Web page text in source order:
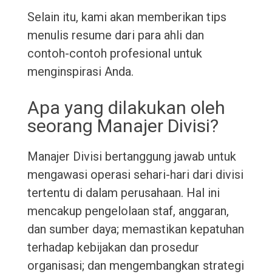
Selain itu, kami akan memberikan tips
menulis resume dari para ahli dan
contoh-contoh profesional untuk
menginspirasi Anda.
Apa yang dilakukan oleh
seorang Manajer Divisi?
Manajer Divisi bertanggung jawab untuk
mengawasi operasi sehari-hari dari divisi
tertentu di dalam perusahaan. Hal ini
mencakup pengelolaan staf, anggaran,
dan sumber daya; memastikan kepatuhan
terhadap kebijakan dan prosedur
organisasi; dan mengembangkan strategi